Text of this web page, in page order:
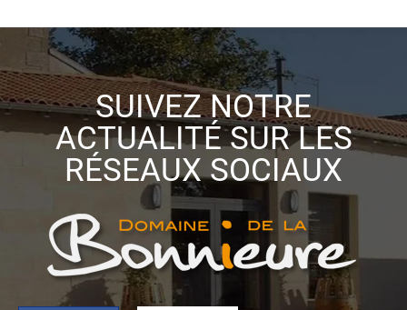
SUIVEZ NOTRE
ACTUALITÉ SUR LES
RÉSEAUX SOCIAUX